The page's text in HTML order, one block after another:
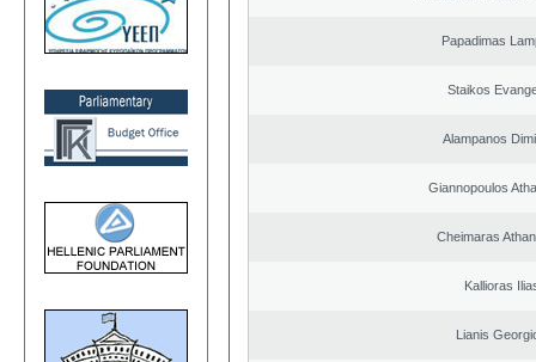
Papadimas
Staikos
Alampanos
Giannopoulos
Cheimaras
Kallioras
Lianis